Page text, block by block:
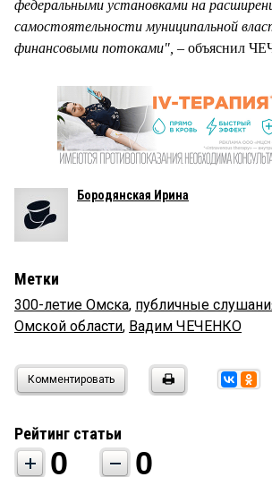
федеральными установками на
самостоятельности муниципальной
финансовыми потоками", – объяснил
Бородянская Ирина
Метки
300-летие Омска, публичные
Омской области, Вадим ЧЕЧЕНКО
Комментировать
Рейтинг статьи
0 0